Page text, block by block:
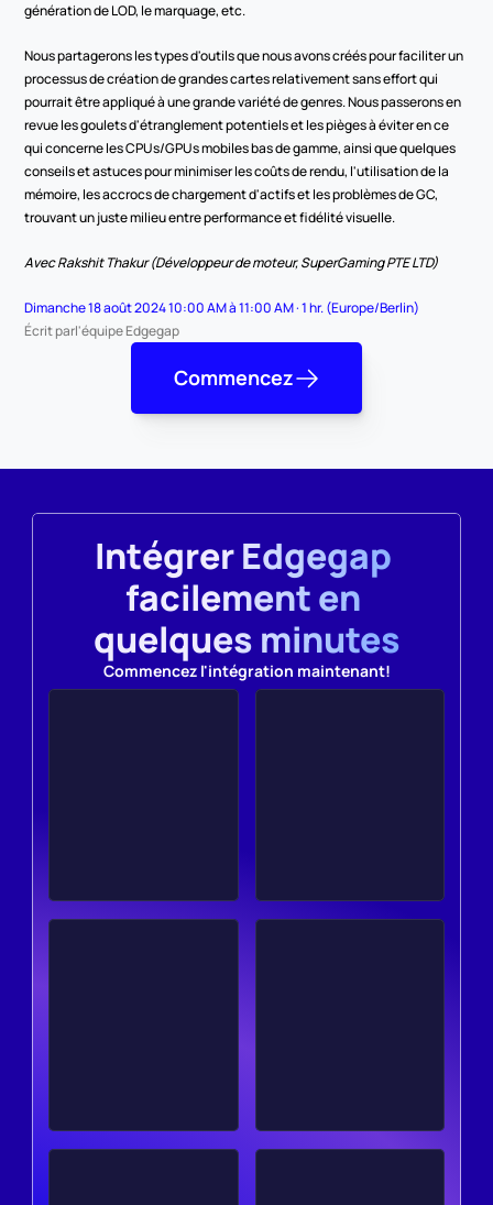
génération de LOD, le marquage, etc.
Nous partagerons les types d'outils que nous avons créés pour faciliter un
processus de création de grandes cartes relativement sans effort qui
pourrait être appliqué à une grande variété de genres. Nous passerons en
revue les goulets d'étranglement potentiels et les pièges à éviter en ce
qui concerne les CPUs/GPUs mobiles bas de gamme, ainsi que quelques
conseils et astuces pour minimiser les coûts de rendu, l'utilisation de la
mémoire, les accrocs de chargement d'actifs et les problèmes de GC,
trouvant un juste milieu entre performance et fidélité visuelle.
Avec Rakshit Thakur (Développeur de moteur, SuperGaming PTE LTD)
Dimanche 18 août 2024 10:00 AM à 11:00 AM · 1 hr. (Europe/Berlin)
Écrit parl'équipe Edgegap
Commencez
Intégrer Edgegap
facilement en
quelques minutes
Commencez l'intégration maintenant!